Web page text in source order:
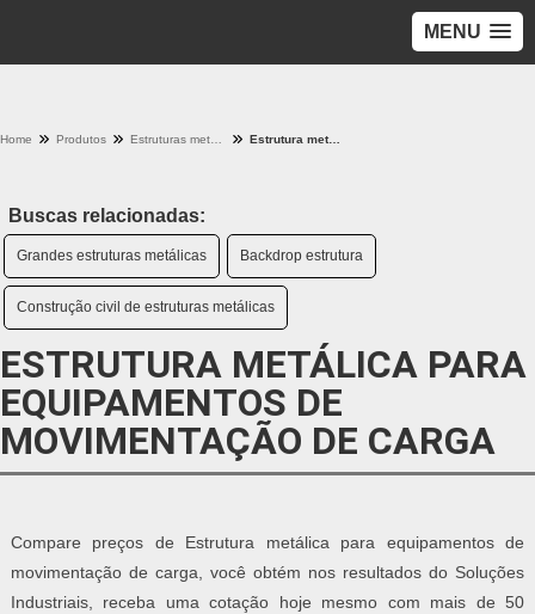
MENU
Home Produtos Estrutura metálica para equipamentos de movimentação de carga
Buscas relacionadas:
Grandes estruturas metálicas Backdrop estrutura
Construção civil de estruturas metálicas
ESTRUTURA METÁLICA PARA
EQUIPAMENTOS DE
MOVIMENTAÇÃO DE CARGA
Compare preços de Estrutura metálica para equipamentos de
movimentação de carga, você obtém nos resultados do Soluções
Industriais, receba uma cotação hoje mesmo com mais de 50